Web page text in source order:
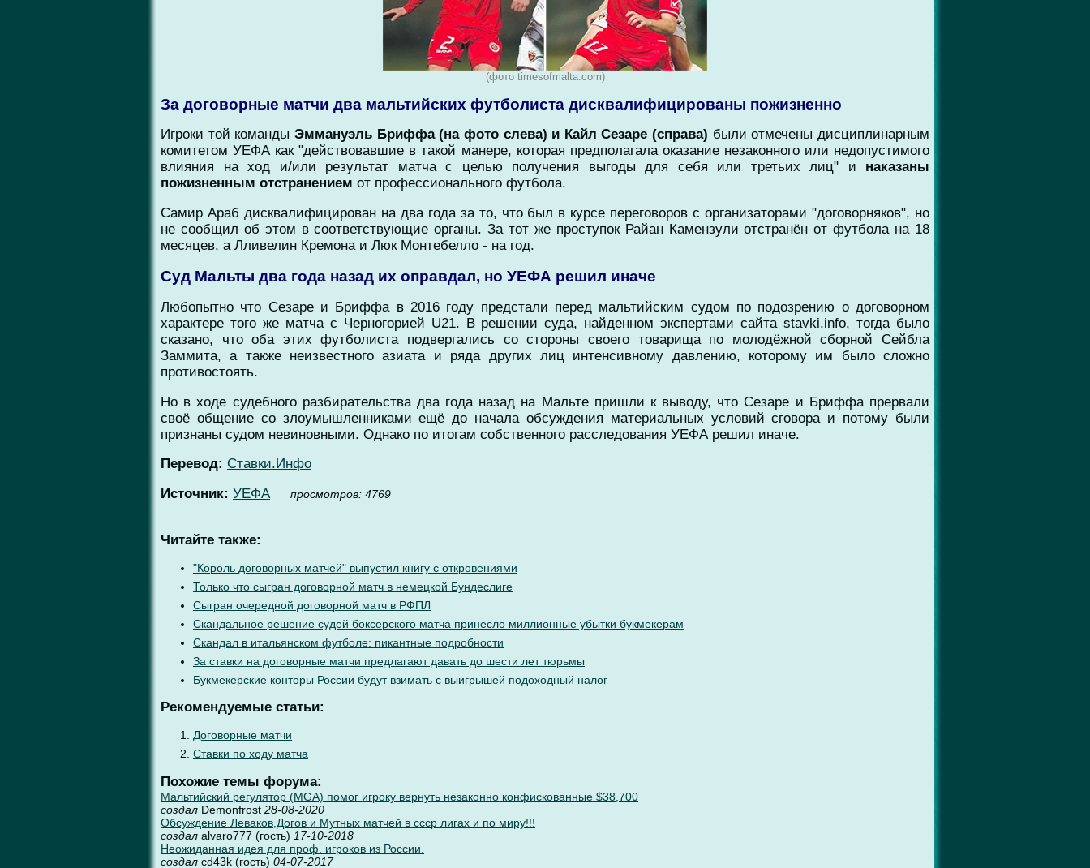
(фото timesofmalta.com)
За договорные матчи два мальтийских футболиста дисквалифицированы пожизненно
Игроки той команды Эммануэль Бриффа (на фото слева) и Кайл Сезаре (справа) были отмечены дисциплинарным
комитетом УЕФА как "действовавшие в такой манере, которая предполагала оказание незаконного или недопустимого
влияния на ход и/или результат матча с целью получения выгоды для себя или третьих лиц" и наказаны
пожизненным отстранением от профессионального футбола.
Самир Араб дисквалифицирован на два года за то, что был в курсе переговоров с организаторами "договорняков", но
не сообщил об этом в соответствующие органы. За тот же проступок Райан Камензули отстранён от футбола на 18
месяцев, а Лливелин Кремона и Люк Монтебелло - на год.
Суд Мальты два года назад их оправдал, но УЕФА решил иначе
Любопытно что Сезаре и Бриффа в 2016 году предстали перед мальтийским судом по подозрению о договорном
характере того же матча с Черногорией U21. В решении суда, найденном экспертами сайта stavki.info, тогда было
сказано, что оба этих футболиста подвергались со стороны своего товарища по молодёжной сборной Сейбла
Заммита, а также неизвестного азиата и ряда других лиц интенсивному давлению, которому им было сложно
противостоять.
Но в ходе судебного разбирательства два года назад на Мальте пришли к выводу, что Сезаре и Бриффа прервали
своё общение со злоумышленниками ещё до начала обсуждения материальных условий сговора и потому были
признаны судом невиновными. Однако по итогам собственного расследования УЕФА решил иначе.
Перевод: Ставки.Инфо
Источник: УЕФА проcмотров: 4769
Читайте также:
"Король договорных матчей" выпустил книгу с откровениями
Только что сыгран договорной матч в немецкой Бундеслиге
Сыгран очередной договорной матч в РФПЛ
Скандальное решение судей боксерского матча принесло миллионные убытки букмекерам
Скандал в итальянском футболе: пикантные подробности
За ставки на договорные матчи предлагают давать до шести лет тюрьмы
Букмекерские конторы России будут взимать с выигрышей подоходный налог
Рекомендуемые статьи:
Договорные матчи
Ставки по ходу матча
Похожие темы форума:
Мальтийский регулятор (MGA) помог игроку вернуть незаконно конфискованные $38,700
создал Demonfrost 28-08-2020
Обсуждение Леваков,Догов и Мутных матчей в ссср лигах и по миру!!!
создал alvaro777 (гость) 17-10-2018
Неожиданная идея для проф. игроков из России.
создал cd43k (гость) 04-07-2017